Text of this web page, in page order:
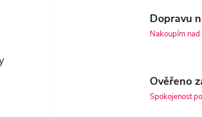
Dopravu
Nakoupím
Ověřeno
Spokojenost